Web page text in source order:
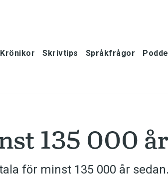
Krönikor Skrivtips Språkfrågor
135 000
för minst 135 000 år sedan.